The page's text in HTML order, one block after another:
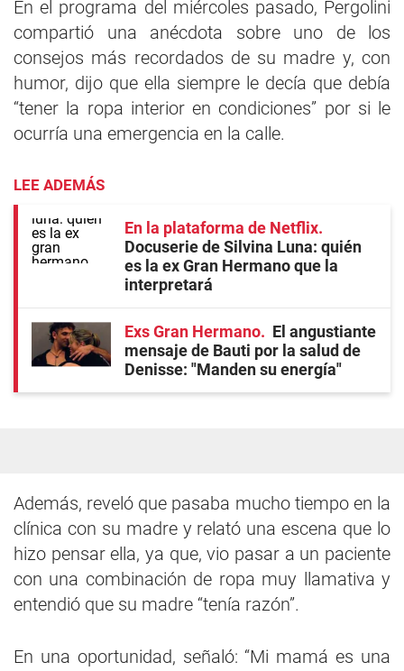
En el programa del miércoles pasado, Pergolini
compartió una anécdota sobre uno de los
consejos más recordados de su madre y, con
humor, dijo que ella siempre le decía que debía
“tener la ropa interior en condiciones” por si le
ocurría una emergencia en la calle.
LEE ADEMÁS
En la plataforma de Netflix
Docuserie de Silvina Luna: quién
es la ex Gran Hermano que la
interpretará
Exs Gran Hermano
El angustiante
mensaje de Bauti por la salud de
Denisse: "Manden su energía"
Además, reveló que pasaba mucho tiempo en la
clínica con su madre y relató una escena que lo
hizo pensar ella, ya que, vio pasar a un paciente
con una combinación de ropa muy llamativa y
entendió que su madre “tenía razón”.
En una oportunidad, señaló: “Mi mamá es una